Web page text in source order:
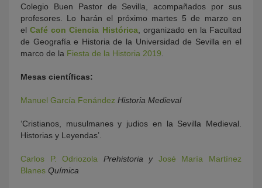
Colegio Buen Pastor de Sevilla, acompañados por sus
profesores. Lo harán el próximo martes 5 de marzo en
elCafé con Ciencia Histórica, organizado en la Facultad
de Geografía e Historia de la Universidad de Sevilla en el
marco de la Fiesta de la Historia 2019
Mesas científicas:
Manuel García Fenández Historia Medieval
‘Cristianos, musulmanes y judios en la Sevilla Medieval.
Historias y Leyendas’.
Carlos P. Odriozola Prehistoria y
José María Martínez
Blanes Química